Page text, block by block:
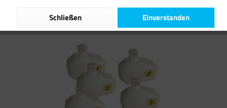
Einverstanden
Schließen